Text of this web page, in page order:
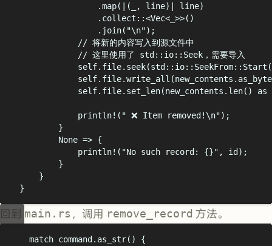
.map(|( , line)| line)
. collect ::<Vec< >>()
. join( "\n");
// 将新的内容写入到源文件中
// 这里使用了 std::io::Seek，需要导入
self. file. seek(std :: io:: SeekFrom:: Start (
self. file.write_all (new_contents .
self. file. set_len(new_contents . len() as
println! ( " ❌ Item removed! \n");
}
None => {
println! ( "No such record: {}" , id );
}
}
}
回到 main.rs ，调用 remove_record 方法。
match command . as_str()
{